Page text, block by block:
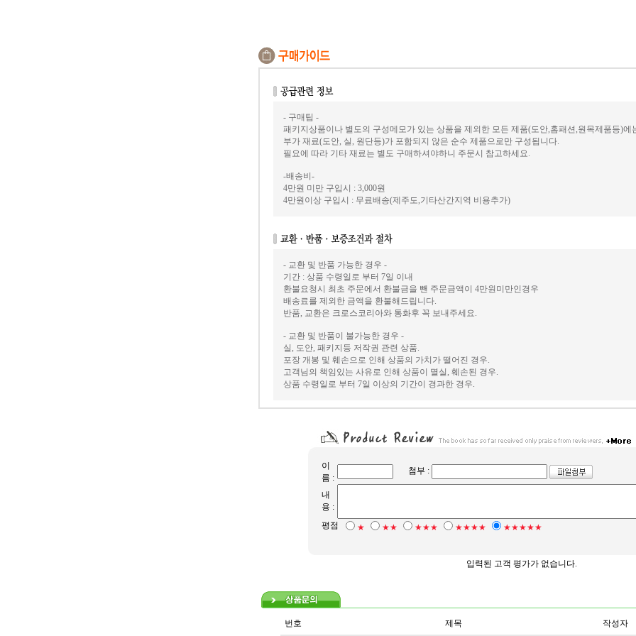
- 구매팁 -
패키지상품이나 별도의 구성메모가 있는 상품을 제외한 모든 제품(도안,홈패션,원목제품등)에
부가 재료(도안, 실, 원단등)가 포함되지 않은 순수 제품으로만 구성됩니다.
필요에 따라 기타 재료는 별도 구매하셔야하니 주문시 참고하세요.
-배송비-
4만원 미만 구입시 : 3,000원
4만원이상 구입시 : 무료배송(제주도,기타산간지역 비용추가)
- 교환 및 반품 가능한 경우 -
기간 : 상품 수령일로 부터 7일 이내
환불요청시 최초 주문에서 환불금을 뺀 주문금액이 4만원미만인경우
배송료를 제외한 금액을 환불해드립니다.
반품, 교환은 크로스코리아와 통화후 꼭 보내주세요.
- 교환 및 반품이 불가능한 경우 -
실, 도안, 패키지등 저작권 관련 상품.
포장 개봉 및 훼손으로 인해 상품의 가치가 떨어진 경우.
고객님의 책임있는 사유로 인해 상품이 멸실, 훼손된 경우.
상품 수령일로 부터 7일 이상의 기간이 경과한 경우.
이
름 :
첨부 :
내
용 :
평점
★ ★★ ★★★ ★★★★ ★★★★★
입력된 고객 평가가 없습니다.
번호 제목 작성자